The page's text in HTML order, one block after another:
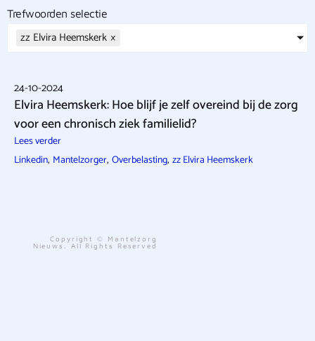
Trefwoorden selectie
zz Elvira Heemskerk ×
24-10-2024
Elvira Heemskerk: Hoe blijf je zelf overeind bij de zorg
voor een chronisch ziek familielid?
Lees verder
Linkedin, Mantelzorger, Overbelasting, zz Elvira Heemskerk
Copyright © Mantelzorg
Nieuws. All Rights Reserved